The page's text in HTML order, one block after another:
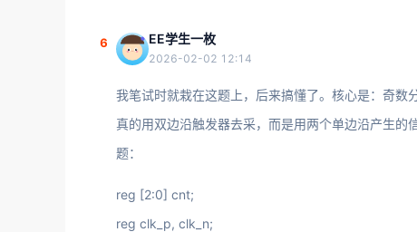
6 EE学生一枚
2026-02-02 12:14
我笔试时就栽在这题上，后来搞懂了。核心是：奇
真的用双边沿触发器去采，而是用两个单边沿产生
题：
reg [2:0] cnt;
reg clk_p, clk_n;